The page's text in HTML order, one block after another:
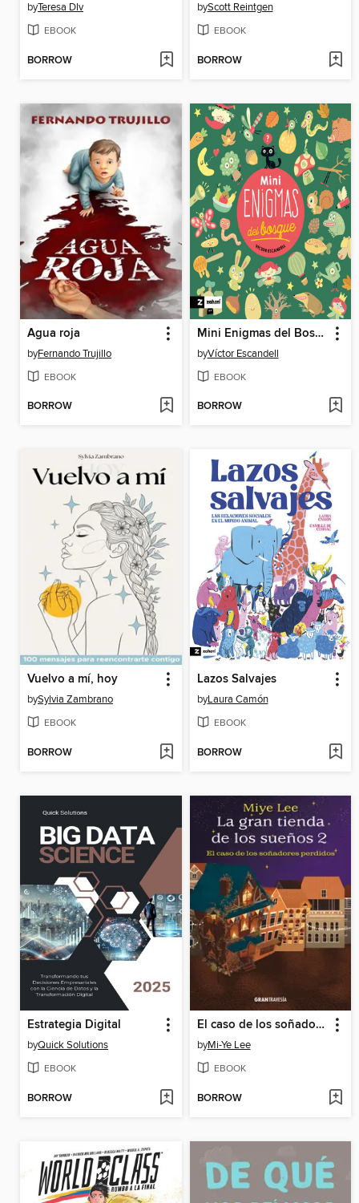
byTeresa Dlv
EBOOK
BORROW
byScott Reintgen
EBOOK
BORROW
Agua roja
byFernando Trujillo
EBOOK
BORROW
Mini Enigmas del Bosque
byVíctor Escandell
EBOOK
BORROW
Vuelvo a mí, hoy
bySylvia Zambrano
EBOOK
BORROW
Lazos Salvajes
byLaura Camón
EBOOK
BORROW
Estrategia Digital
byQuick Solutions
EBOOK
BORROW
El caso de los soñadores perdidos
byMi-Ye Lee
EBOOK
BORROW